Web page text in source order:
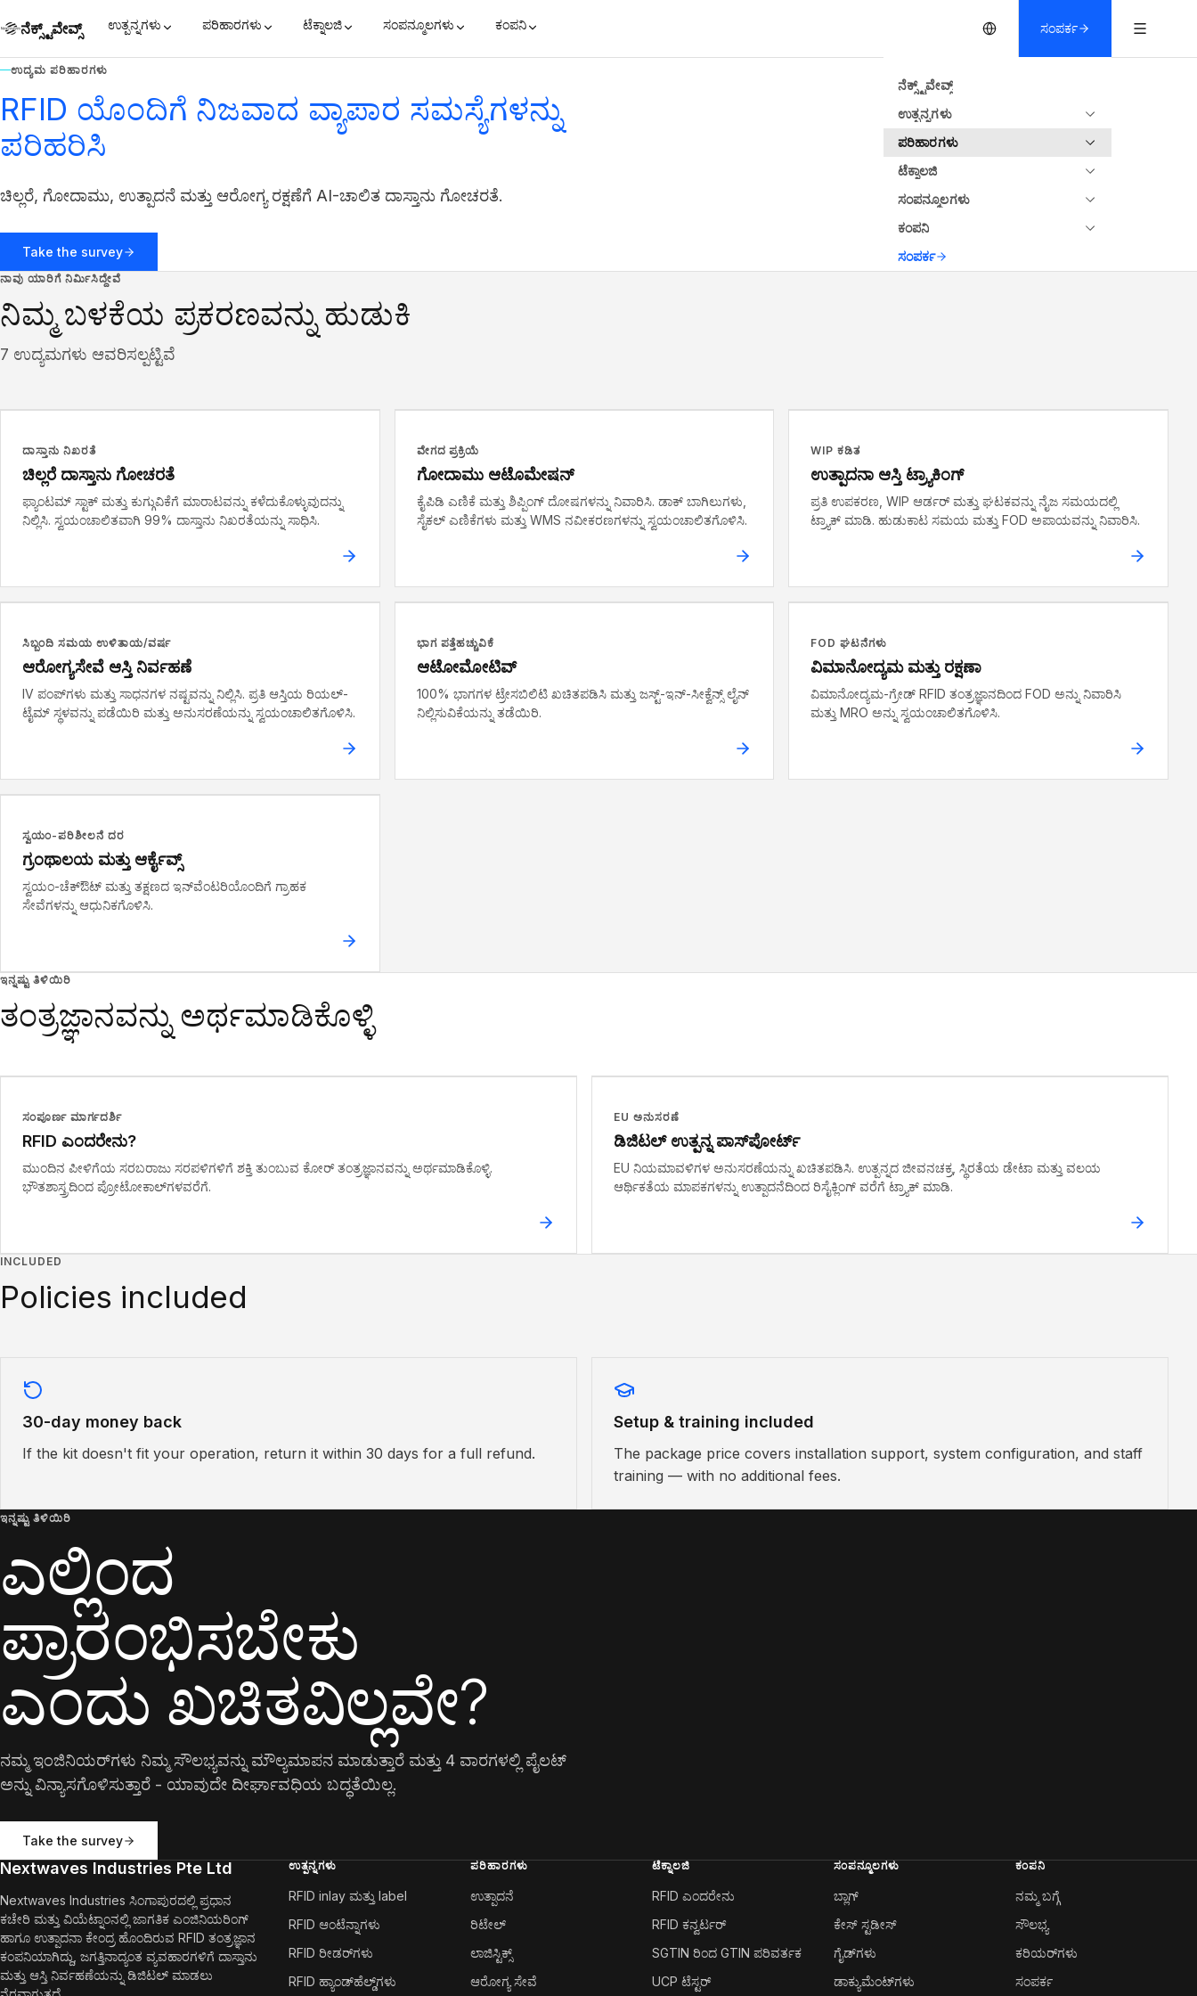
ನೆಕ್ಸ್ಟ್‌ವೇವ್ಸ್ ಉತ್ಪನ್ನಗಳು ಪರಿಹಾರಗಳು ಟೆಕ್ನಾಲಜಿ ಸಂಪನ್ಮೂಲಗಳು ಕಂಪನಿ ಸಂಪರ್ಕ
ನೆಕ್ಸ್ಟ್‌ವೇವ್ಸ್
ಉತ್ಪನ್ನಗಳು
ಪರಿಹಾರಗಳು
ಟೆಕ್ನಾಲಜಿ
ಸಂಪನ್ಮೂಲಗಳು
ಕಂಪನಿ
ಸಂಪರ್ಕ
ಉದ್ಯಮ ಪರಿಹಾರಗಳು
RFID ಯೊಂದಿಗೆ ನಿಜವಾದ ವ್ಯಾಪಾರ ಸಮಸ್ಯೆಗಳನ್ನು
ಪರಿಹರಿಸಿ
ಚಿಲ್ಲರೆ, ಗೋದಾಮು, ಉತ್ಪಾದನೆ ಮತ್ತು ಆರೋಗ್ಯ ರಕ್ಷಣೆಗೆ AI-ಚಾಲಿತ ದಾಸ್ತಾನು ಗೋಚರತೆ.
Take the survey
ನಾವು ಯಾರಿಗೆ ನಿರ್ಮಿಸಿದ್ದೇವೆ
ನಿಮ್ಮ ಬಳಕೆಯ ಪ್ರಕರಣವನ್ನು ಹುಡುಕಿ
7 ಉದ್ಯಮಗಳು ಆವರಿಸಲ್ಪಟ್ಟಿವೆ
ದಾಸ್ತಾನು ನಿಖರತೆ
ಚಿಲ್ಲರೆ ದಾಸ್ತಾನು ಗೋಚರತೆ
ಫ್ಯಾಂಟಮ್ ಸ್ಟಾಕ್ ಮತ್ತು ಕುಗ್ಗುವಿಕೆಗೆ ಮಾರಾಟವನ್ನು ಕಳೆದುಕೊಳ್ಳುವುದನ್ನು
ನಿಲ್ಲಿಸಿ. ಸ್ವಯಂಚಾಲಿತವಾಗಿ 99% ದಾಸ್ತಾನು ನಿಖರತೆಯನ್ನು ಸಾಧಿಸಿ.
ವೇಗದ ಪ್ರಕ್ರಿಯೆ
ಗೋದಾಮು ಆಟೊಮೇಷನ್
ಕೈಪಿಡಿ ಎಣಿಕೆ ಮತ್ತು ಶಿಪ್ಪಿಂಗ್ ದೋಷಗಳನ್ನು ನಿವಾರಿಸಿ. ಡಾಕ್ ಬಾಗಿಲುಗಳು,
ಸೈಕಲ್ ಎಣಿಕೆಗಳು ಮತ್ತು WMS ನವೀಕರಣಗಳನ್ನು ಸ್ವಯಂಚಾಲಿತಗೊಳಿಸಿ.
WIP ಕಡಿತ
ಉತ್ಪಾದನಾ ಆಸ್ತಿ ಟ್ರ್ಯಾಕಿಂಗ್
ಪ್ರತಿ ಉಪಕರಣ, WIP ಆರ್ಡರ್ ಮತ್ತು ಘಟಕವನ್ನು ನೈಜ ಸಮಯದಲ್ಲಿ
ಟ್ರ್ಯಾಕ್ ಮಾಡಿ. ಹುಡುಕಾಟ ಸಮಯ ಮತ್ತು FOD ಅಪಾಯವನ್ನು ನಿವಾರಿಸಿ.
ಸಿಬ್ಬಂದಿ ಸಮಯ ಉಳಿತಾಯ/ವರ್ಷ
ಆರೋಗ್ಯಸೇವೆ ಆಸ್ತಿ ನಿರ್ವಹಣೆ
IV ಪಂಪ್‌ಗಳು ಮತ್ತು ಸಾಧನಗಳ ನಷ್ಟವನ್ನು ನಿಲ್ಲಿಸಿ. ಪ್ರತಿ ಆಸ್ತಿಯ ರಿಯಲ್-
ಟೈಮ್ ಸ್ಥಳವನ್ನು ಪಡೆಯಿರಿ ಮತ್ತು ಅನುಸರಣೆಯನ್ನು ಸ್ವಯಂಚಾಲಿತಗೊಳಿಸಿ.
ಭಾಗ ಪತ್ತೆಹಚ್ಚುವಿಕೆ
ಆಟೋಮೋಟಿವ್
100% ಭಾಗಗಳ ಟ್ರೇಸಬಿಲಿಟಿ ಖಚಿತಪಡಿಸಿ ಮತ್ತು ಜಸ್ಟ್-ಇನ್-ಸೀಕ್ವೆನ್ಸ್ ಲೈನ್
ನಿಲ್ಲಿಸುವಿಕೆಯನ್ನು ತಡೆಯಿರಿ.
FOD ಘಟನೆಗಳು
ವಿಮಾನೋದ್ಯಮ ಮತ್ತು ರಕ್ಷಣಾ
ವಿಮಾನೋದ್ಯಮ-ಗ್ರೇಡ್ RFID ತಂತ್ರಜ್ಞಾನದಿಂದ FOD ಅನ್ನು ನಿವಾರಿಸಿ
ಮತ್ತು MRO ಅನ್ನು ಸ್ವಯಂಚಾಲಿತಗೊಳಿಸಿ.
ಸ್ವಯಂ-ಪರಿಶೀಲನೆ ದರ
ಗ್ರಂಥಾಲಯ ಮತ್ತು ಆರ್ಕೈವ್ಸ್
ಸ್ವಯಂ-ಚೆಕ್‌ಔಟ್ ಮತ್ತು ತಕ್ಷಣದ ಇನ್‌ವೆಂಟರಿಯೊಂದಿಗೆ ಗ್ರಾಹಕ
ಸೇವೆಗಳನ್ನು ಆಧುನಿಕಗೊಳಿಸಿ.
ಇನ್ನಷ್ಟು ತಿಳಿಯಿರಿ
ತಂತ್ರಜ್ಞಾನವನ್ನು ಅರ್ಥಮಾಡಿಕೊಳ್ಳಿ
ಸಂಪೂರ್ಣ ಮಾರ್ಗದರ್ಶಿ
RFID ಎಂದರೇನು?
ಮುಂದಿನ ಪೀಳಿಗೆಯ ಸರಬರಾಜು ಸರಪಳಿಗಳಿಗೆ ಶಕ್ತಿ ತುಂಬುವ ಕೋರ್ ತಂತ್ರಜ್ಞಾನವನ್ನು ಅರ್ಥಮಾಡಿಕೊಳ್ಳಿ.
ಭೌತಶಾಸ್ತ್ರದಿಂದ ಪ್ರೋಟೋಕಾಲ್‌ಗಳವರೆಗೆ.
EU ಅನುಸರಣೆ
ಡಿಜಿಟಲ್ ಉತ್ಪನ್ನ ಪಾಸ್‌ಪೋರ್ಟ್
EU ನಿಯಮಾವಳಿಗಳ ಅನುಸರಣೆಯನ್ನು ಖಚಿತಪಡಿಸಿ. ಉತ್ಪನ್ನದ ಜೀವನಚಕ್ರ, ಸ್ಥಿರತೆಯ ಡೇಟಾ ಮತ್ತು ವಲಯ
ಆರ್ಥಿಕತೆಯ ಮಾಪಕಗಳನ್ನು ಉತ್ಪಾದನೆದಿಂದ ರಿಸೈಕ್ಲಿಂಗ್ ವರೆಗೆ ಟ್ರ್ಯಾಕ್ ಮಾಡಿ.
INCLUDED
Policies included
30-day money back
If the kit doesn't fit your operation, return it within 30 days for a full refund.
Setup & training included
The package price covers installation support, system configuration, and staff
training — with no additional fees.
ಇನ್ನಷ್ಟು ತಿಳಿಯಿರಿ
ಎಲ್ಲಿಂದ
ಪ್ರಾರಂಭಿಸಬೇಕು
ಎಂದು ಖಚಿತವಿಲ್ಲವೇ?
ನಮ್ಮ ಇಂಜಿನಿಯರ್‌ಗಳು ನಿಮ್ಮ ಸೌಲಭ್ಯವನ್ನು ಮೌಲ್ಯಮಾಪನ ಮಾಡುತ್ತಾರೆ ಮತ್ತು 4 ವಾರಗಳಲ್ಲಿ ಪೈಲಟ್
ಅನ್ನು ವಿನ್ಯಾಸಗೊಳಿಸುತ್ತಾರೆ - ಯಾವುದೇ ದೀರ್ಘಾವಧಿಯ ಬದ್ಧತೆಯಿಲ್ಲ.
Take the survey
Nextwaves Industries Pte Ltd
Nextwaves Industries ಸಿಂಗಾಪುರದಲ್ಲಿ ಪ್ರಧಾನ
ಕಚೇರಿ ಮತ್ತು ವಿಯೆಟ್ನಾಂನಲ್ಲಿ ಜಾಗತಿಕ ಎಂಜಿನಿಯರಿಂಗ್
ಹಾಗೂ ಉತ್ಪಾದನಾ ಕೇಂದ್ರ ಹೊಂದಿರುವ RFID ತಂತ್ರಜ್ಞಾನ
ಕಂಪನಿಯಾಗಿದ್ದು, ಜಗತ್ತಿನಾದ್ಯಂತ ವ್ಯವಹಾರಗಳಿಗೆ ದಾಸ್ತಾನು
ಮತ್ತು ಆಸ್ತಿ ನಿರ್ವಹಣೆಯನ್ನು ಡಿಜಿಟಲ್ ಮಾಡಲು
ಉತ್ಪನ್ನಗಳು
RFID inlay ಮತ್ತು label
RFID ಆಂಟೆನ್ನಾಗಳು
RFID ರೀಡರ್‌ಗಳು
RFID ಹ್ಯಾಂಡ್‌ಹೆಲ್ಡ್‌ಗಳು
ಪರಿಹಾರಗಳು
ಉತ್ಪಾದನೆ
ರಿಟೇಲ್
ಲಾಜಿಸ್ಟಿಕ್ಸ್
ಆರೋಗ್ಯ ಸೇವೆ
ಟೆಕ್ನಾಲಜಿ
RFID ಎಂದರೇನು
RFID ಕನ್ವರ್ಟರ್
SGTIN ರಿಂದ GTIN ಪರಿವರ್ತಕ
UCP ಟೆಸ್ಟರ್
ಸಂಪನ್ಮೂಲಗಳು
ಬ್ಲಾಗ್
ಕೇಸ್ ಸ್ಟಡೀಸ್
ಗೈಡ್‌ಗಳು
ಡಾಕ್ಯುಮೆಂಟ್‌ಗಳು
ಕಂಪನಿ
ನಮ್ಮ ಬಗ್ಗೆ
ಸೌಲಭ್ಯ
ಕರಿಯರ್‌ಗಳು
ಸಂಪರ್ಕ